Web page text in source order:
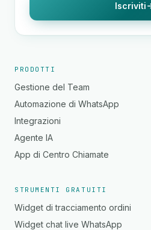
Iscriviti
PRODOTTI
Gestione del Team
Automazione di WhatsApp
Integrazioni
Agente IA
App di Centro Chiamate
STRUMENTI GRATUITI
Widget di tracciamento ordini
Widget chat live WhatsApp